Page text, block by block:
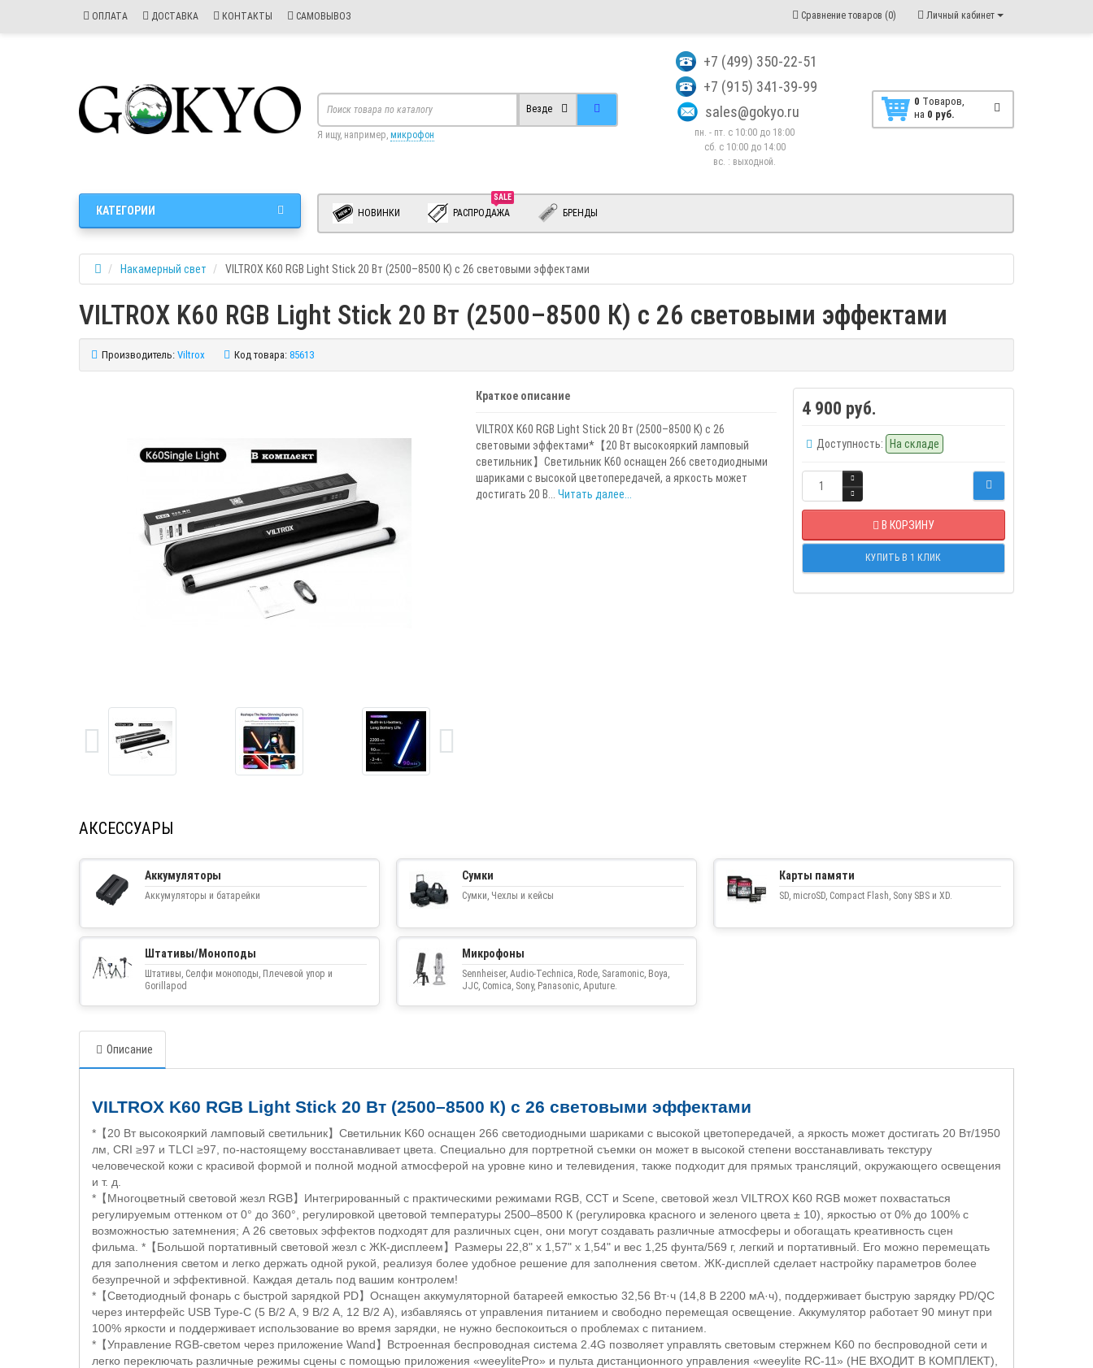
ОПЛАТА ДОСТАВКА КОНТАКТЫ САМОВЫВОЗ Личный кабинет
Сравнение товаров (0)
+7 (499) 350-22-51
+7 (915) 341-39-99
sales@gokyo.ru
пн. - пт. с 10:00 до 18:00
сб. c 10:00 до 14:00
вс. : выходной.
0 Tоваров,
на 0 руб.
Везде
Я ищу, например, микрофон
НОВИНКИ
SALE
РАСПРОДАЖА БРЕНДЫ
КАТЕГОРИИ
Накамерный свет VILTROX K60 RGB Light Stick 20 Вт (2500–8500 К) с 26 световыми эффектами
VILTROX K60 RGB Light Stick 20 Вт (2500–8500 К) с 26 световыми эффектами
Производитель: Viltrox Код товара: 85613
Краткое описание
VILTROX K60 RGB Light Stick 20 Вт (2500–8500 К) с 26
световыми эффектами*【20 Вт высокояркий ламповый
светильник】Светильник K60 оснащен 266 светодиодными
шариками с высокой цветопередачей, а яркость может
достигать 20 В... Читать далее...
4 900 руб.
Доступность: На складе
В КОРЗИНУ
КУПИТЬ В 1 КЛИК
АКСЕССУАРЫ
Аккумуляторы
Аккумуляторы и батарейки
Сумки
Сумки, Чехлы и кейсы
Карты памяти
SD, microSD, Compact Flash, Sony SBS и XD.
Штативы/Моноподы
Штативы, Селфи моноподы, Плечевой упор и
Gorillapod
Микрофоны
Sennheiser, Audio-Technica, Rode, Saramonic, Boya,
JJC, Comica, Sony, Panasonic, Aputure.
Описание
VILTROX K60 RGB Light Stick 20 Вт (2500–8500 К) с 26 световыми эффектами
* 【20 Вт высокояркий ламповый светильник】 Светильник K60 оснащен 266 светодиодными шариками с высокой цветопередачей, а яркость может достигать 20 Вт/1950
лм, CRI ≥97 и TLCI ≥97, по-настоящему восстанавливает цвета. Специально для портретной съемки он может в высокой степени восстанавливать текстуру
человеческой кожи с красивой формой и полной модной атмосферой на уровне кино и телевидения, также подходит для прямых трансляций, окружающего освещения
и т. д.
* 【Многоцветный световой жезл RGB】 Интегрированный с практическими режимами RGB CCT и Scene , световой жезл VILTROX K60 RGB может похвастаться
регулируемым оттенком от 0° до 360°, регулировкой цветовой температуры 2500–8500 К (регулировка красного и зеленого цвета ± 10), яркостью от 0% до 100% с
возможностью затемнения; А 26 световых эффектов подходят для различных сцен, они могут создавать различные атмосферы и обогащать креативность сцен
фильма. * 【Большой портативный световой жезл с ЖК-дисплеем】 Размеры 22,8" x 1,57" x 1,54" и вес 1,25 фунта/569 г, легкий и портативный. Его можно перемещать
для заполнения светом и легко держать одной рукой, реализуя более удобное решение для заполнения светом. ЖК-дисплей сделает настройку параметров более
безупречной и эффективной. Каждая деталь под вашим контролем!
* 【Светодиодный фонарь с быстрой зарядкой PD】 Оснащен аккумуляторной батареей емкостью 32,56 Вт·ч (14,8 В 2200 мА·ч), поддерживает быструю зарядку PD/QC
через интерфейс USB Type-C (5 В/2 А, 9 В/2 А, 12 В/2 А), избавляясь от управления питанием и свободно перемещая освещение. Аккумулятор работает 90 минут при
100% яркости и поддерживает использование во время зарядки, не нужно беспокоиться о проблемах с питанием.
* 【Управление RGB-светом через приложение Wand】 Встроенная беспроводная система 2.4G позволяет управлять световым стержнем K60 по беспроводной сети и
легко переключать различные режимы сцены с помощью приложения «weeylitePro» и пульта дистанционного управления «weeylite RC-11» (НЕ ВХОДИТ В КОМПЛЕКТ),